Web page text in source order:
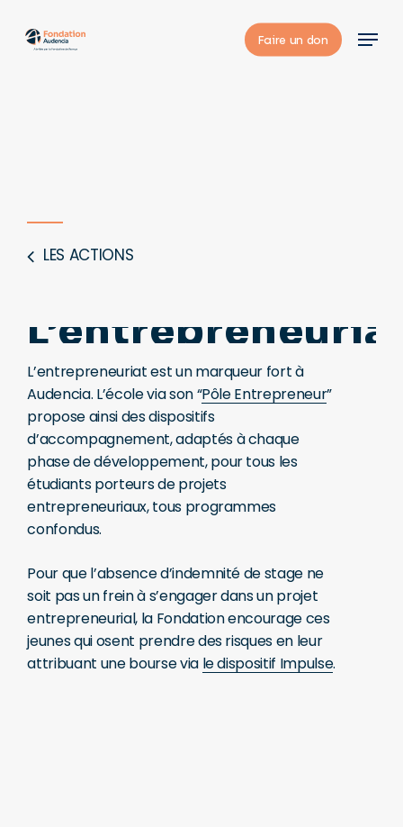
Faire un don Menu
LES ACTIONS
L’entrepreneuriat est un marqueur fort à
Audencia. L’école via son “Pôle Entrepreneur”
propose ainsi des dispositifs
d’accompagnement, adaptés à chaque
phase de développement, pour tous les
étudiants porteurs de projets
entrepreneuriaux, tous programmes
confondus.
Pour que l’absence d’indemnité de stage ne
soit pas un frein à s’engager dans un projet
entrepreneurial, la Fondation encourage ces
jeunes qui osent prendre des risques en leur
attribuant une bourse via le dispositif Impulse.